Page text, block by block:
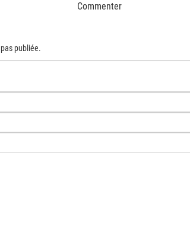
Commenter
publiée.